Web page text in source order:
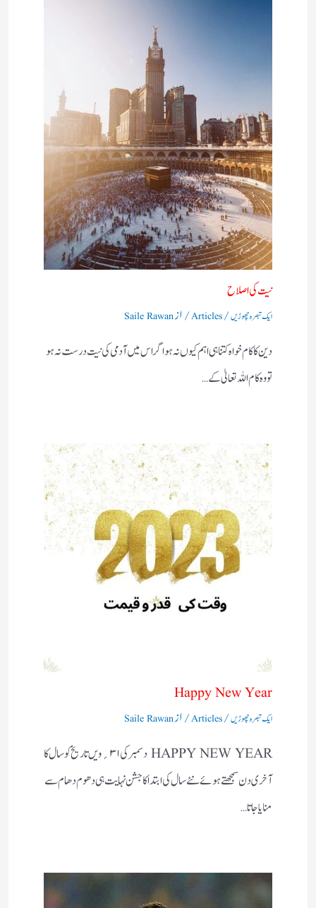
نیت کی اصلاح
ایک تبصرہ چھوڑیں/
Articles/ ازSaile Rawan
دین کا کام خواہ کتنا ہی اہم کیوں نہ ہو اگر اس میں آدمی کی نیت درست نہ ہو
تو وہ کام اللہ تعالیٰ کے…
Happy New Year
ایک تبصرہ چھوڑیں/
Articles/ ازSaile Rawan
HAPPY NEW YEAR دسمبر کی۱ ۳؍ویں تاریخ کو سال کا
آخری دن سمجھتے ہوئے نئے سال کی ابتداکا جشن نہایت ہی دھوم دھام سے
منایاجاتا…